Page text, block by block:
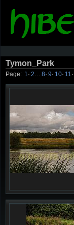
Tymon_Park
Page: 1 · 2 8· 9· 10· 11 ·